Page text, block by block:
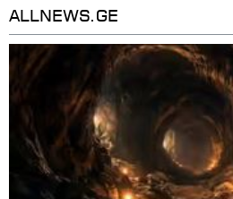
09:52 / 07-08-2026
"რაკეტები ჩვენც
ტრამპი უკრაინისთვის
რაკეტების გაგზავნაზე
23:40 / 07-
ALLNEWS.GE